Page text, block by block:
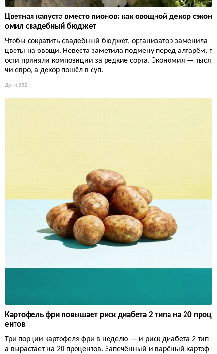
Цветная капуста вместо пионов: как овощной декор сэкон
омил свадебный бюджет
Чтобы сократить свадебный бюджет, организатор заменила
цветы на овощи. Невеста заметила подмену перед алтарём, г
ости приняли композиции за редкие сорта. Экономия — тыся
чи евро, а декор пошёл в суп.
Дети 352
Картофель фри повышает риск диабета 2 типа на 20 проц
ентов
Три порции картофеля фри в неделю — и риск диабета 2 тип
а вырастает на 20 процентов. Запечённый и варёный картоф